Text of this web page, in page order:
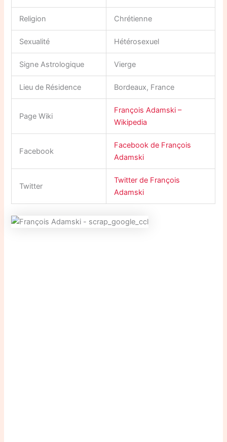
Religion Chrétienne
Sexualité Hétérosexuel
Signe Astrologique Vierge
Lieu de Résidence Bordeaux, France
Page Wiki
François Adamski –
Wikipedia
Facebook
Facebook de François
Adamski
Twitter
Twitter de François
Adamski